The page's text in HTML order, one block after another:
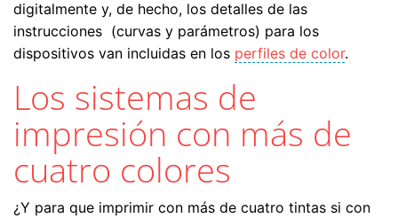
digitalmente y, de hecho, los detalles de las
instrucciones (curvas y parámetros) para los
dispositivos van incluidas en los perfiles de color.
Los sistemas de
impresión con más de
cuatro colores
¿Y para que imprimir con más de cuatro tintas si con